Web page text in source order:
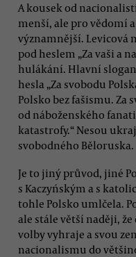
A kousek od
menší, ale pro vědomí
významnější. Levicová
pod heslem „Za vaši a
hulákání. Hlavní
hesla „Za svobodu
Polsko bez fašismu. Za
od náboženského
katastrofy.“ Nesou
svobodného Běloruska.
Je to jiný průvod, jiné
s Kaczyńským a s
tohle Polsko umlčela.
ale stále větší naději,
volby vyhraje a svou
nacionalismu do